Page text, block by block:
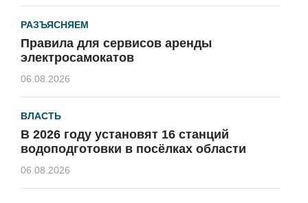
РАЗЪЯСНЯЕМ
Правила для сервисов аренды
электросамокатов
06.08.2026
ВЛАСТЬ
В 2026 году установят 16 станций
водоподготовки в посёлках области
06.08.2026